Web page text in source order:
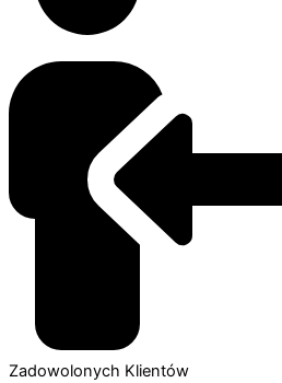
Zadowolonych Klientów